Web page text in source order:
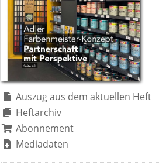
Auszug aus dem aktuellen Heft
Heftarchiv
Abonnement
Mediadaten